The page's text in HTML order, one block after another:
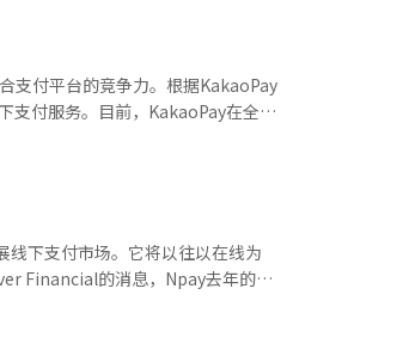
工作结
工作标准高于权力和名誉。她通过
家治理理念都应当受到审查。候选
度来看，韩候选人具有实用主义的
装、数据中心、云计算、机器人和
万。与去年7月中旬突破1000万的
位列第四，紧随其后的是日本
的信用卡支出（包括在线消费）达
万亿韩元。尤其是，曾以团体游客
为个人游客更倾向于在免税店、百
影响购物便利性的关键。减少支付
段。”※ 本报道经人工智能（AI）
购意向。然而，这只是通过投资银
于
成为最大股东。此外，Uber还拥有
以触发公开收购义务或获取管理
有高密度城市配送运营经验和商店
、查看店铺信息到下单、支付和留
连接，Naver搜索和地图中的本地
支付平台的竞争力。根据KakaoPay
支付服务。目前，KakaoPay在全国
也支持KakaoPay支付。用户可以
络，KakaoPay在中国、日本、东
了基于NFC的“轻触支付
还加强了生活服务。
账单支付服务，用户可以在
费等生活费用。※ 本报道经人工智
下支付市场。它将以往以在线为